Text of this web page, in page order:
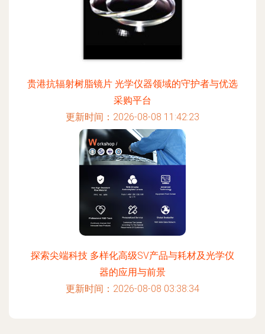
贵港抗辐射树脂镜片 光学仪器领域的守护者与优选
采购平台
更新时间：2026-08-08 11:42:23
探索尖端科技 多样化高级SV产品与耗材及光学仪
器的应用与前景
更新时间：2026-08-08 03:38:34